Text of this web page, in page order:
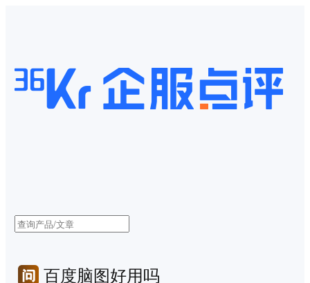
百度脑图好用吗